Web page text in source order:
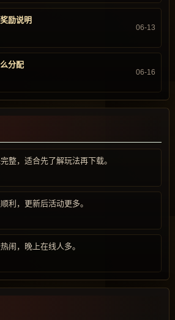
励说明
06-13
分配
06-16
整，适合先了解玩法再下载。
利，更新后活动更多。
闹，晚上在线人多。